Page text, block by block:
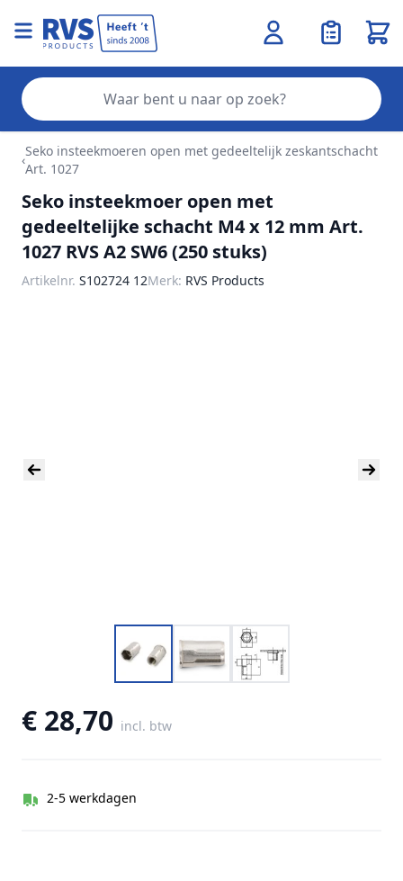
Ga naar de inhoud
‹
Seko insteekmoeren open met gedeeltelijk zeskantschacht
Art. 1027
Seko insteekmoer open met
gedeeltelijke schacht M4 x 12 mm Art.
1027 RVS A2 SW6 (250 stuks)
Artikelnr. S102724 12Merk: RVS Products
€ 28,70 incl. btw
2-5 werkdagen